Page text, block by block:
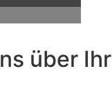
über Ihr